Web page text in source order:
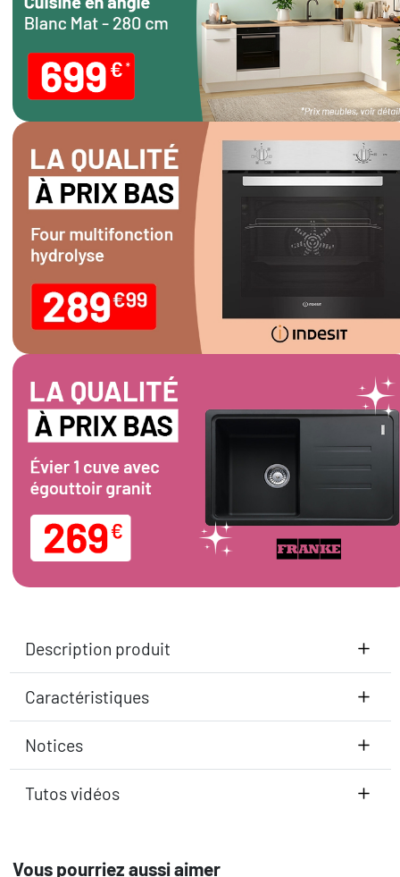
Description produit
Caractéristiques
Notices
Tutos vidéos
Vous pourriez aussi aimer